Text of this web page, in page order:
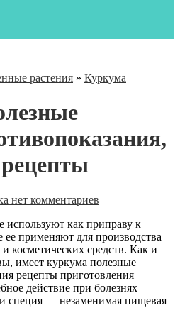
растения » Куркума
нет комментариев
как приправу к
применяют для производства
косметических средств. Как и
имеет куркума полезные
рецепты приготовления
действие при болезнях
специя — незаменимая пищевая